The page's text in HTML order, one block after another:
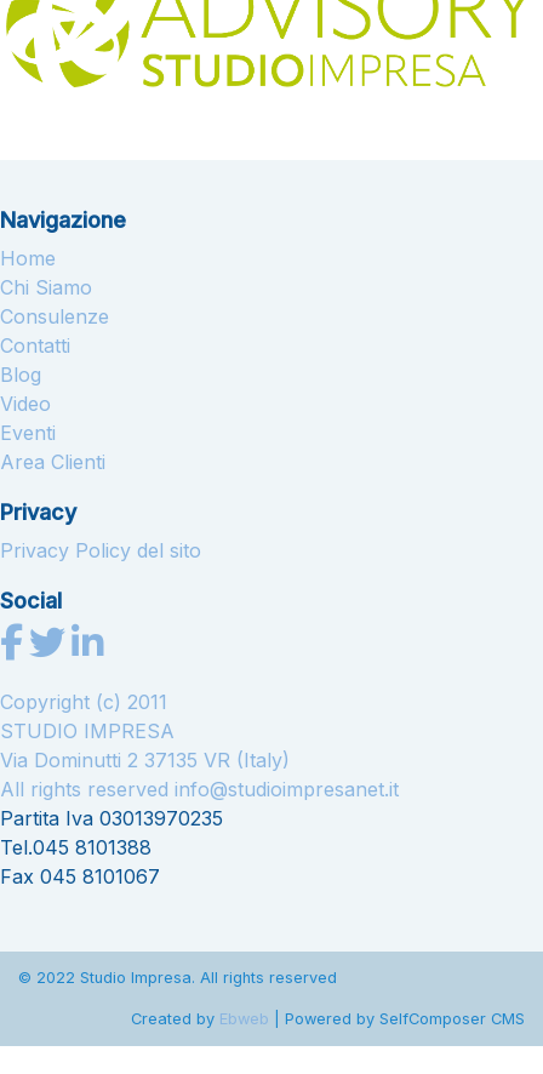
Navigazione
Home
Chi Siamo
Consulenze
Contatti
Blog
Video
Eventi
Area Clienti
Privacy
Privacy Policy del sito
Social
Copyright (c) 2011
STUDIO IMPRESA
Via Dominutti 2 37135 VR (Italy)
All rights reserved info@studioimpresanet.it
Partita Iva 03013970235
Tel.045 8101388
Fax 045 8101067
© 2022 Studio Impresa. All rights reserved
Created by Ebweb | Powered by SelfComposer CMS